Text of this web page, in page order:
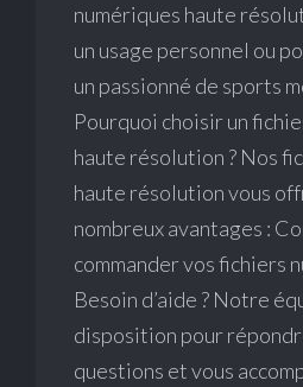
numériques haute
un usage personnel ou
un passionné de sports
Pourquoi choisir un
haute résolution ? Nos
haute résolution vous
nombreux avantages :
commander vos fichiers
Besoin d’aide ? Notre
disposition pour
questions et vous